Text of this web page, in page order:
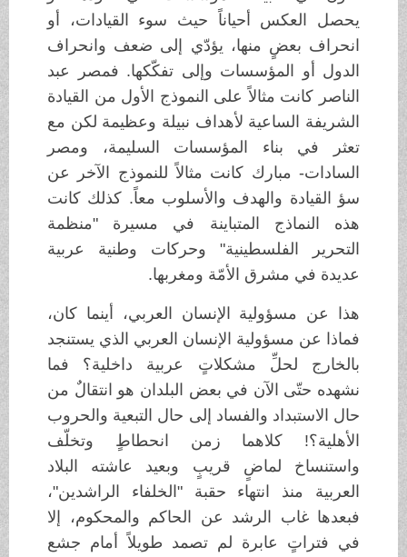
يحصل العكس أحياناً حيث سوء القيادات، أو
انحراف بعضٍ منها، يؤدّي إلى ضعف وانحراف
الدول أو المؤسسات وإلى تفكّكها. فمصر عبد
الناصر كانت مثالاً على النموذج الأول من القيادة
الشريفة الساعية لأهداف نبيلة وعظيمة لكن مع
تعثر في بناء المؤسسات السليمة، ومصر
السادات- مبارك كانت مثالاً للنموذج الآخر عن
سؤ القيادة والهدف والأسلوب معاً. كذلك كانت
هذه النماذج المتباينة في مسيرة "منظمة
التحرير الفلسطينية" وحركات وطنية عربية
عديدة في مشرق الأمّة ومغربها.
هذا عن مسؤولية الإنسان العربي، أينما كان،
فماذا عن مسؤولية الإنسان العربي الذي يستنجد
بالخارج لحلِّ مشكلاتٍ عربية داخلية؟ فما
نشهده حتّى الآن في بعض البلدان هو انتقالٌ من
حال الاستبداد والفساد إلى حال التبعية والحروب
الأهلية؟! كلاهما زمن انحطاطٍ وتخلّف
واستنساخ لماضٍ قريبٍ وبعيد عاشته البلاد
العربية منذ انتهاء حقبة "الخلفاء الراشدين"،
فبعدها غاب الرشد عن الحاكم والمحكوم، إلا
في فتراتٍ عابرة لم تصمد طويلاً أمام جشع